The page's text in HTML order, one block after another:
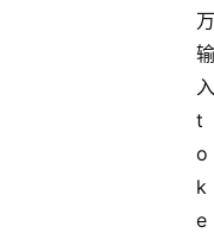
万
输
入
t
o
k
e